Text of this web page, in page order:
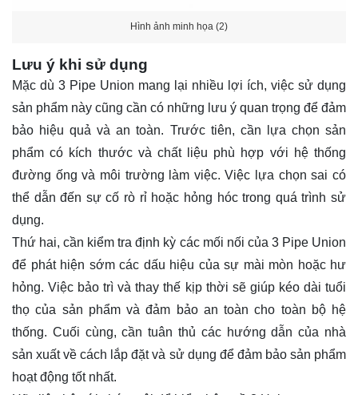
Hình ảnh minh họa (2)
Lưu ý khi sử dụng
Mặc dù 3 Pipe Union mang lại nhiều lợi ích, việc sử dụng
sản phẩm này cũng cần có những lưu ý quan trọng để đảm
bảo hiệu quả và an toàn. Trước tiên, cần lựa chọn sản
phẩm có kích thước và chất liệu phù hợp với hệ thống
đường ống và môi trường làm việc. Việc lựa chọn sai có
thể dẫn đến sự cố rò rỉ hoặc hỏng hóc trong quá trình sử
dụng.
Thứ hai, cần kiểm tra định kỳ các mối nối của 3 Pipe Union
để phát hiện sớm các dấu hiệu của sự mài mòn hoặc hư
hỏng. Việc bảo trì và thay thế kịp thời sẽ giúp kéo dài tuổi
thọ của sản phẩm và đảm bảo an toàn cho toàn bộ hệ
thống. Cuối cùng, cần tuân thủ các hướng dẫn của nhà
sản xuất về cách lắp đặt và sử dụng để đảm bảo sản phẩm
hoạt động tốt nhất.